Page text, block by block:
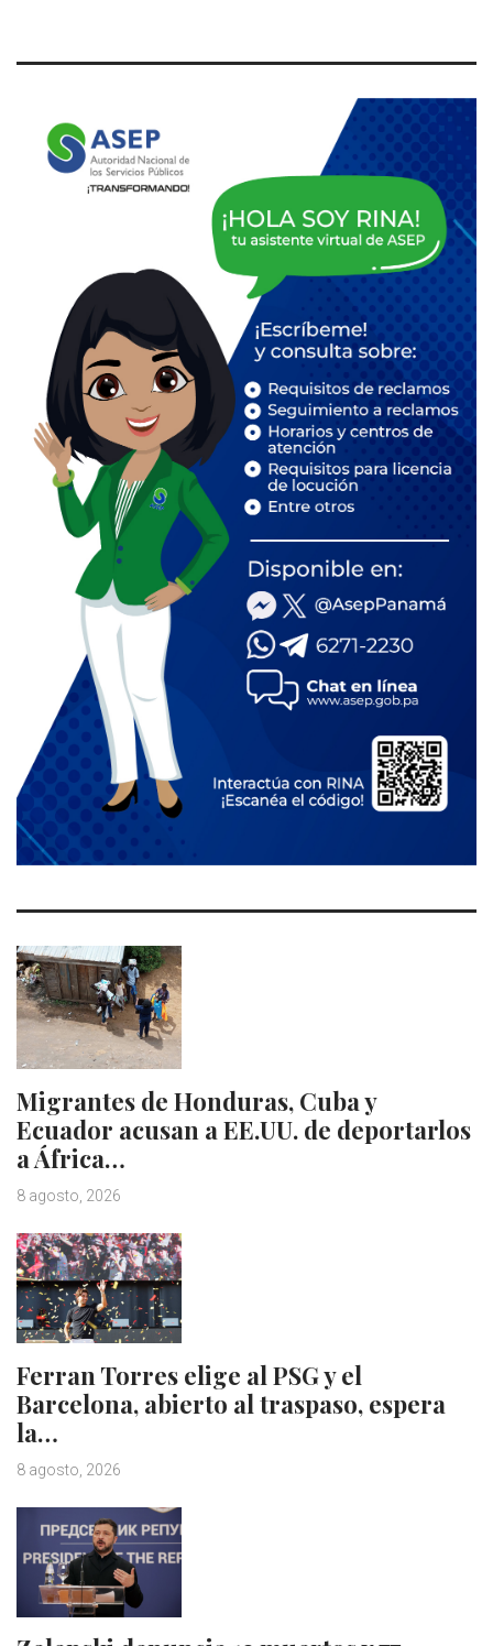
Migrantes de Honduras, Cuba y
Ecuador acusan a EE.UU. de deportarlos
a África…
8 agosto, 2026
Ferran Torres elige al PSG y el
Barcelona, abierto al traspaso, espera
la…
8 agosto, 2026